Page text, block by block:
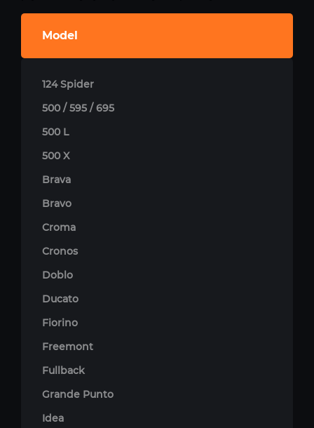
Model
124 Spider
500 / 595 / 695
500 L
500 X
Brava
Bravo
Croma
Cronos
Doblo
Ducato
Fiorino
Freemont
Fullback
Grande Punto
Idea